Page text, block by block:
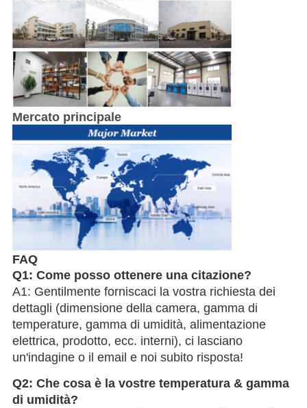
Mercato principale
FAQ
Q1: Come posso ottenere una citazione?
A1: Gentilmente forniscaci la vostra richiesta dei
dettagli (dimensione della camera, gamma di
temperature, gamma di umidità, alimentazione
elettrica, prodotto, ecc. interni), ci lasciano
un'indagine o il email e noi subito risposta!
Q2: Che cosa è la vostre temperatura & gamma
di umidità?